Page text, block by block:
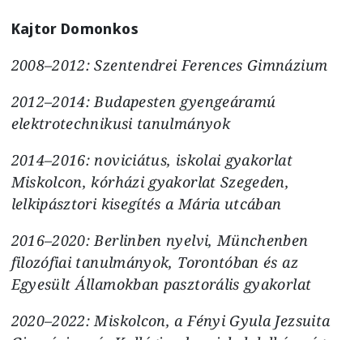
Kajtor Domonkos
2008–2012: Szentendrei Ferences Gimnázium
2012–2014: Budapesten gyengeáramú
elektrotechnikusi tanulmányok
2014–2016: noviciátus, iskolai gyakorlat
Miskolcon, kórházi gyakorlat Szegeden,
lelkipásztori kisegítés a Mária utcában
2016–2020: Berlinben nyelvi, Münchenben
filozófiai tanulmányok, Torontóban és az
Egyesült Államokban pasztorális gyakorlat
2020–2022: Miskolcon, a Fényi Gyula Jezsuita